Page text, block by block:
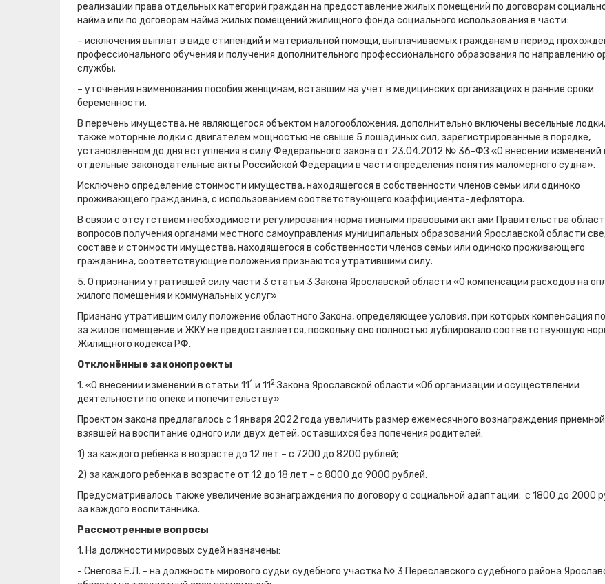
реализации права отдельных категорий граждан на предоставление жилых помещений по договорам
найма или по договорам найма жилых помещений жилищного фонда социального использования в части:
– исключения выплат в виде стипендий и материальной помощи, выплачиваемых гражданам в период
профессионального обучения и получения дополнительного профессионального образования по направлению
службы;
– уточнения наименования пособия женщинам, вставшим на учет в медицинских организациях в ранние сроки
беременности.
В перечень имущества, не являющегося объектом налогообложения, дополнительно включены весельные
также моторные лодки с двигателем мощностью не свыше 5 лошадиных сил, зарегистрированные в порядке,
установленном до дня вступления в силу Федерального закона от 23.04.2012 № 36-ФЗ «О внесении изменений
отдельные законодательные акты Российской Федерации в части определения понятия маломерного судна».
Исключено определение стоимости имущества, находящегося в собственности членов семьи или одиноко
проживающего гражданина, с использованием соответствующего коэффициента-дефлятора.
В связи с отсутствием необходимости регулирования нормативными правовыми актами Правительства
вопросов получения органами местного самоуправления муниципальных образований Ярославской области
составе и стоимости имущества, находящегося в собственности членов семьи или одиноко проживающего
гражданина, соответствующие положения признаются утратившими силу.
5. О признании утратившей силу части 3 статьи 3 Закона Ярославской области «О компенсации расходов на
жилого помещения и коммунальных услуг»
Признано утратившим силу положение областного Закона, определяющее условия, при которых компенсация
за жилое помещение и ЖКУ не предоставляется, поскольку оно полностью дублировало соответствующую
Жилищного кодекса РФ.
Отклонённые законопроекты
1. «О внесении изменений в статьи 111 и 112Закона Ярославской области «Об организации и осуществлении
деятельности по опеке и попечительству»
Проектом закона предлагалось с 1 января 2022 года увеличить размер ежемесячного вознаграждения
взявшей на воспитание одного или двух детей, оставшихся без попечения родителей:
1) за каждого ребенка в возрасте до 12 лет – с 7200 до 8200 рублей;
2) за каждого ребенка в возрасте от 12 до 18 лет – с 8000 до 9000 рублей.
Предусматривалось также увеличение вознаграждения по договору о социальной адаптации: с 1800 до 2000
за каждого воспитанника.
Рассмотренные вопросы
1. На должности мировых судей назначены:
- Снегова Е.Л. - на должность мирового судьи судебного участка № 3 Переславского судебного района